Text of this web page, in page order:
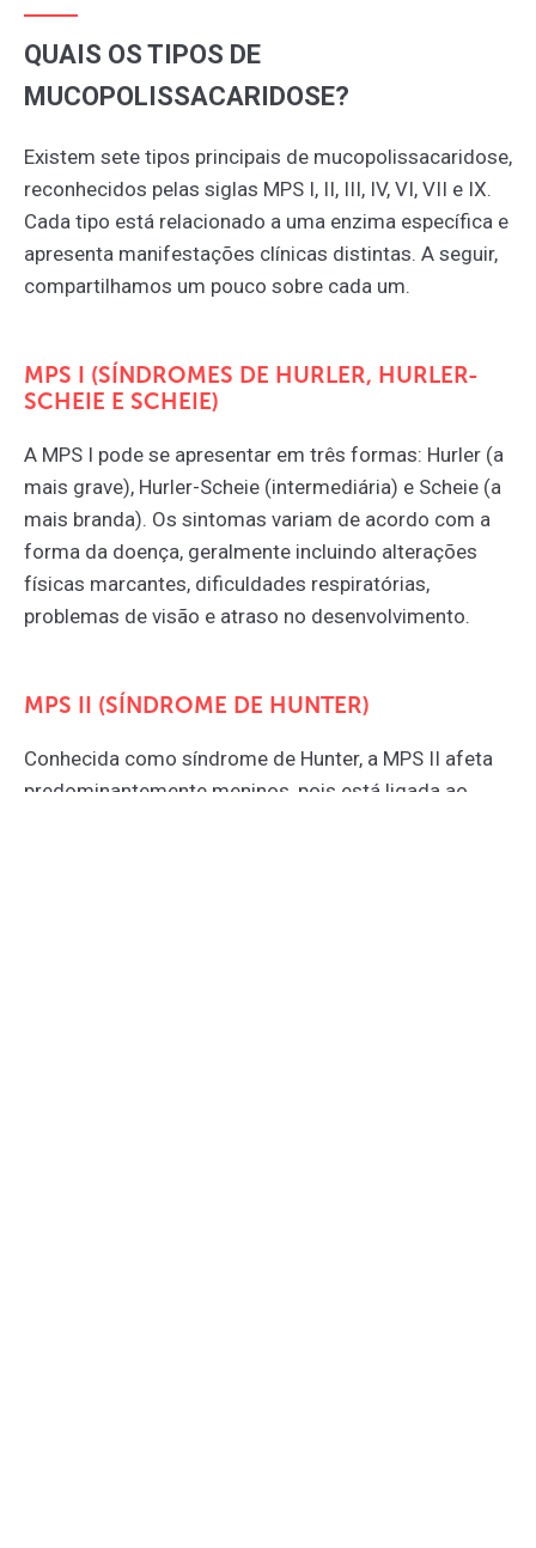
QUAIS OS TIPOS DE
MUCOPOLISSACARIDOSE?
Existem sete tipos principais de mucopolissacaridose,
reconhecidos pelas siglas MPS I, II, III, IV, VI, VII e IX.
Cada tipo está relacionado a uma enzima específica e
apresenta manifestações clínicas distintas. A seguir,
compartilhamos um pouco sobre cada um.
MPS I (SÍNDROMES DE HURLER, HURLER-
SCHEIE E SCHEIE)
A MPS I pode se apresentar em três formas: Hurler (a
mais grave), Hurler-Scheie (intermediária) e Scheie (a
mais branda). Os sintomas variam de acordo com a
forma da doença, geralmente incluindo alterações
físicas marcantes, dificuldades respiratórias,
problemas de visão e atraso no desenvolvimento.
MPS II (SÍNDROME DE HUNTER)
Conhecida como síndrome de Hunter, a MPS II afeta
predominantemente meninos, pois está ligada ao